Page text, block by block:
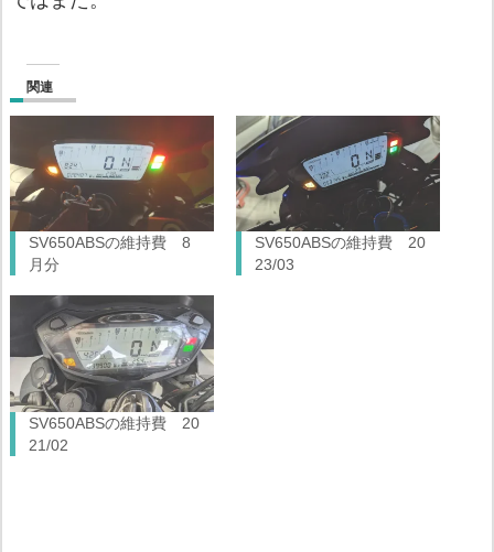
関連
SV650ABSの維持費 8
月分
SV650ABSの維持費 20
23/03
SV650ABSの維持費 20
21/02